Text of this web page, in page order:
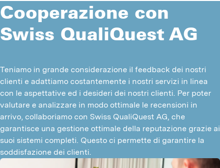
Cooperazione con
Swiss QualiQuest AG
Teniamo in grande considerazione il feedback dei nostri
clienti e adattiamo costantemente i nostri servizi in linea
con le aspettative ed i desideri dei nostri clienti. Per poter
valutare e analizzare in modo ottimale le recensioni in
arrivo, collaboriamo con Swiss QualiQuest AG, che
garantisce una gestione ottimale della reputazione grazie ai
suoi sistemi completi. Questo ci permette di garantire la
soddisfazione dei clienti.